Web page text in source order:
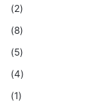
(2)
(8)
(5)
(4)
(1)